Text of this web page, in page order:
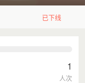
已下线
1
人次